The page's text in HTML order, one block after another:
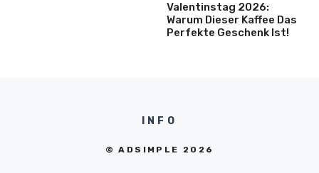
Valentinstag 2026:
Warum Dieser Kaffee Das
Perfekte Geschenk Ist!
INFO
© ADSIMPLE 2026